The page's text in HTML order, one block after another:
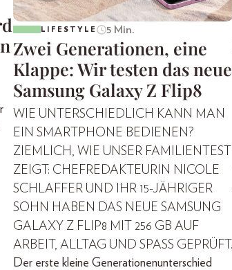
LIFESTYLE 5 Min.
Zwei Generationen, eine
Klappe: Wir testen das neue
Samsung Galaxy Z Flip8
WIE UNTERSCHIEDLICH KANN MAN
EIN SMARTPHONE BEDIENEN?
ZIEMLICH, WIE UNSER FAMILIENTEST
ZEIGT: CHEFREDAKTEURIN NICOLE
SCHLAFFER UND IHR 15-JÄHRIGER
SOHN HABEN DAS NEUE SAMSUNG
GALAXY Z FLIP8 MIT 256 GB AUF
ARBEIT, ALLTAG UND SPASS GEPRÜFT.
Der erste kleine Generationenunterschied